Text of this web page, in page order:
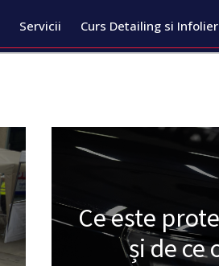
Servicii Curs Detailing si
Ce este
și de ce